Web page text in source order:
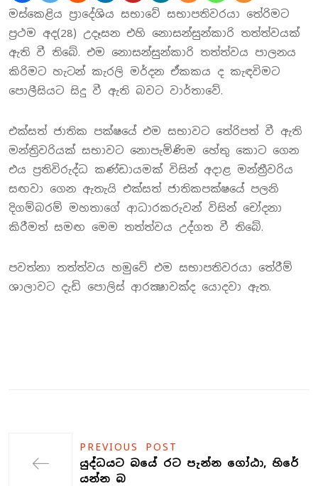
මස්කෙළිය ප‍්‍රාදේශිය සභාවේ සභාපතිවරයා තේරිමට
ප‍්‍රථම අද(28) උදෑසන එහි නොසන්සුන්කාරි තත්ත්වයක්
ඇති වී තිබේ.‍ එම නොසන්සුන්කාරි තත්ත්වය පාලනය
කිරිමට හැටන් කැරලි මර්දන ඒකකය ද කැඳවිමට
පොලීසියට සිදු වී ඇති බවට වාර්තාවේ.
එක්සත් ජාතික පක්ෂයේ එම සභාවට තේරිපත් වී ඇති
මන්ති‍්‍රවරියක් සභාවට නොපැමිණිම හේතු කොට ගෙන
එය ප‍්‍රතිවිරුද්ධ කණ්ඩායමක් විසින් අදාළ මන්ත්‍රීවරිය
සඟවා ගෙන ඇතැයි එක්සත් ජාතිකපක්ෂයේ පලනි
දිගම්බරම් මහතාගේ ආධාරකරුවන් විසින් චෝදනා
කිරීමත් සමඟ මෙම තත්ත්වය උද්ගත වී තිබේ.
පවත්නා තත්ත්වය හමුවේ එම සභාපතිවරයා තේරීම්
ශාලාවට දැඩි පොලිස් ආරක්‍ෂාවක්ද යොදවා ඇත.
PREVIOUS POST
යුද්ධයට බයේ රට පැන්න ගෝඨා, හිරේ
යන්න බ